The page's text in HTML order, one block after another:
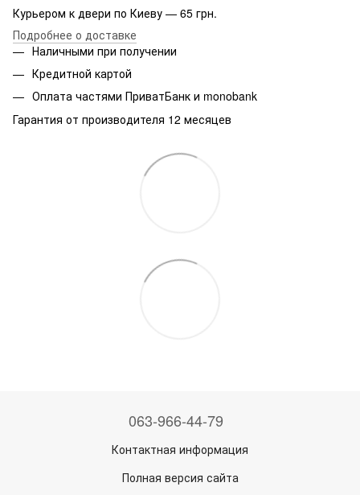
Курьером к двери по Киеву — 65 грн.
Подробнее о доставке
Наличными при получении
Кредитной картой
Оплата частями ПриватБанк и monobank
Гарантия от производителя 12 месяцев
063-966-44-79
Контактная информация
Полная версия сайта